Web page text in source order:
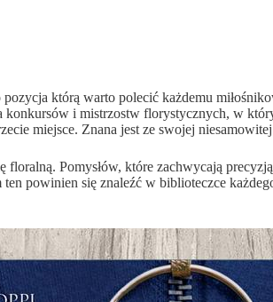
którą warto polecić każdemu
i mistrzostw florystycznych, w
miejsce. Znana jest ze swojej
Pomysłów, które zachwycają
powinien się znaleźć w biblioteczce